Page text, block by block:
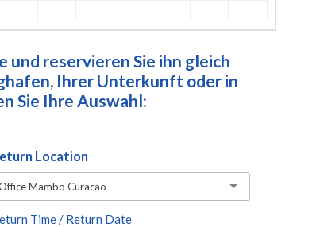
und reservieren Sie ihn gleich
Ihrer Unterkunft oder in
Sie Ihre Auswahl:
Location
Mambo Curacao
Time / Return Date